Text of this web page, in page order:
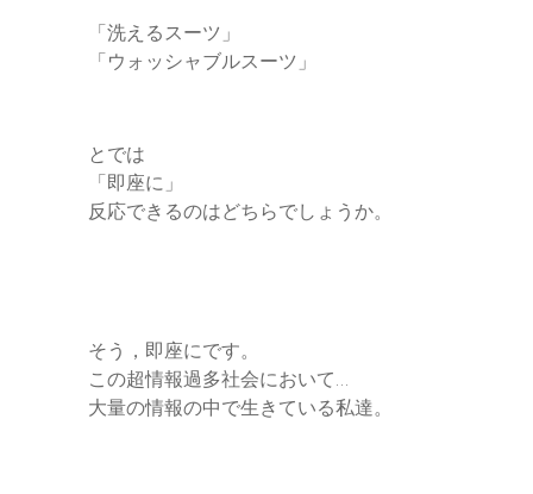
「洗えるスーツ」
「ウォッシャブルスーツ」
とでは
「即座に」
反応できるのはどちらでしょうか。
そう，即座にです。
この超情報過多社会において…
大量の情報の中で生きている私達。